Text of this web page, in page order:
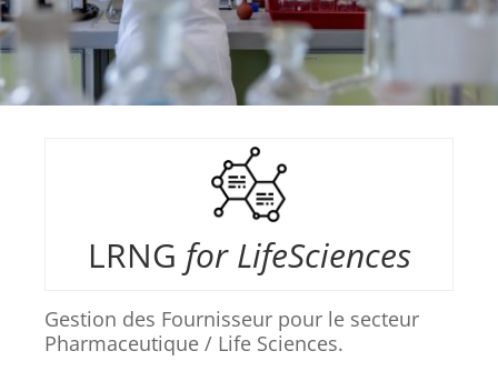
LRNG for LifeSciences
Gestion des Fournisseur pour le secteur
Pharmaceutique / Life Sciences.